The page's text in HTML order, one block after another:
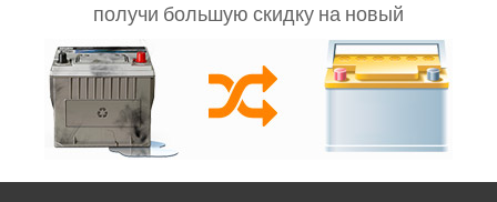
получи большую скидку на новый